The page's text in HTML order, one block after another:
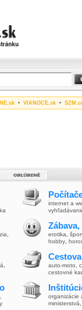
• VIANOCE.sk •
internet a
erotika
hobby
auto-moto
cestovné
organizácie
ministerstvá